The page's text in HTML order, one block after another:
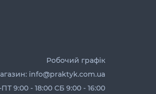
Робочий графік
info@praktyk.com.ua
9:00 - 18:00 СБ 9:00 - 16:00